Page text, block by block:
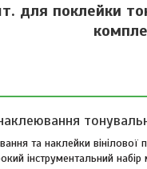
для поклейки
та наклейки
інструментальний набір